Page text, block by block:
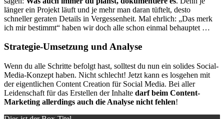
länger ein Projekt läuft und je mehr man daran tüftelt, desto
schneller geraten Details in Vergessenheit. Mal ehrlich: „Das merk
ich mir bestimmt“ haben wir doch alle schon einmal behauptet …
Strategie-Umsetzung und Analyse
Wenn du alle Schritte befolgt hast, solltest du nun ein solides Social-
Media-Konzept haben. Nicht schlecht! Jetzt kann es losgehen mit
der eigentlichen Content Creation für Social Media. Bei aller
Leidenschaft für das Erstellen der Inhalte darf beim Content-
Marketing allerdings auch die Analyse nicht fehlen!